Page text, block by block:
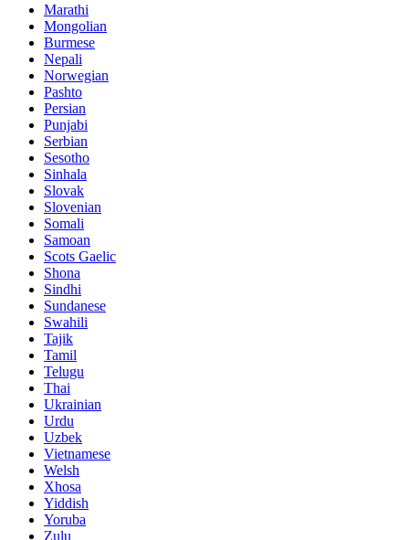
Marathi
Mongolian
Burmese
Nepali
Norwegian
Pashto
Persian
Punjabi
Serbian
Sesotho
Sinhala
Slovak
Slovenian
Somali
Samoan
Scots Gaelic
Shona
Sindhi
Sundanese
Swahili
Tajik
Tamil
Telugu
Thai
Ukrainian
Urdu
Uzbek
Vietnamese
Welsh
Xhosa
Yiddish
Yoruba
Zulu